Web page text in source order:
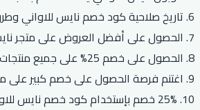
6. تاريخ صلاحية كود خصم نايس للاواني وطرق الاستفادة منه.
7. الحصول على أفضل العروض على متجر نايس للاواني باستخدام كوبون نايس.
8. الحصول على خصم 25% على جميع منتجات نايس للاواني باستخدام كود خصم نايس.
9. اغتنم فرصة الحصول على خصم كبير على منتجات نايس للاواني باستخدام الرمز الترويجي.
10. 25% خصم بإستخدام كود خصم نايس للاواني على جميع المنتجات في أي وقت.